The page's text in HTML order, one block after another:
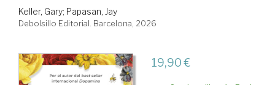
Keller, Gary; Papasan, Jay
Debolsillo Editorial. Barcelona, 2026
19,90 €